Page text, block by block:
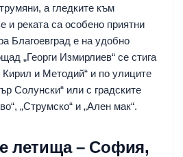
а гледките към
и реката са особено приятни
Благоевград е на удобно
„Георги Измирлиев“ се стига
и Методий“ и по улиците
Солунски“ или с градските
„Струмско“ и „Ален мак“.
летища – София,